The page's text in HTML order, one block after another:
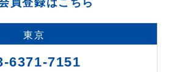
員登録はこちら
東京
6371-7151